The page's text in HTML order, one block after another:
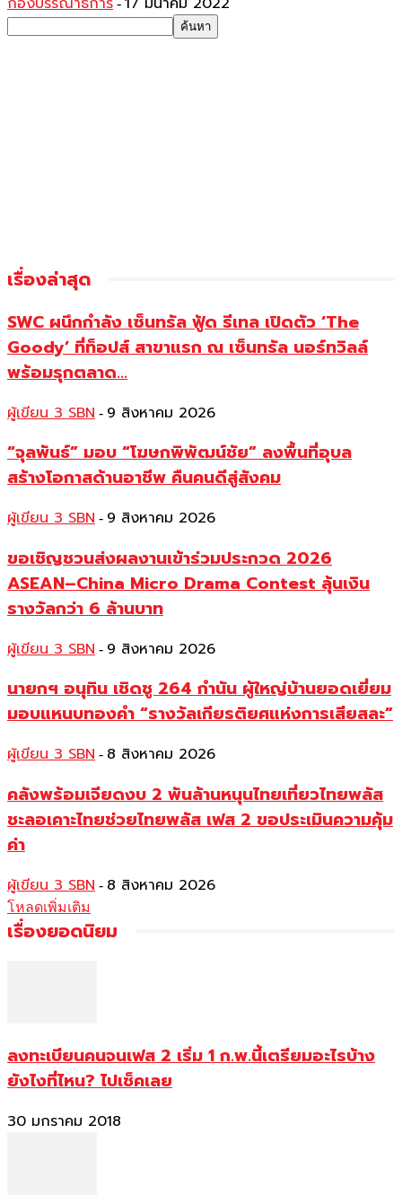
-
เรื่องล่าสุด
SWC ผนึกกำลัง เซ็นทรัล ฟู้ด รีเทล เปิดตัว ‘The
Goody’ ที่ท็อปส์ สาขาแรก ณ เซ็นทรัล นอร์ทวิลล์
พร้อมรุกตลาด...
ผู้เขียน 3 SBN - 9 สิงหาคม 2026
“จุลพันธ์” มอบ “โฆษกพิพัฒน์ชัย” ลงพื้นที่อุบล
สร้างโอกาสด้านอาชีพ คืนคนดีสู่สังคม
ผู้เขียน 3 SBN - 9 สิงหาคม 2026
ขอเชิญชวนส่งผลงานเข้าร่วมประกวด 2026
ASEAN–China Micro Drama Contest ลุ้นเงิน
รางวัลกว่า 6 ล้านบาท
ผู้เขียน 3 SBN - 9 สิงหาคม 2026
นายกฯ อนุทิน เชิดชู 264 กำนัน ผู้ใหญ่บ้านยอดเยี่ยม
มอบแหนบทองคำ “รางวัลเกียรติยศแห่งการเสียสละ”
ผู้เขียน 3 SBN - 8 สิงหาคม 2026
คลังพร้อมเจียดงบ 2 พันล้านหนุนไทยเที่ยวไทยพลัส
ชะลอเคาะไทยช่วยไทยพลัส เฟส 2 ขอประเมินความคุ้ม
ค่า
ผู้เขียน 3 SBN - 8 สิงหาคม 2026
โหลดเพิ่มเติม
เรื่องยอดนิยม
ลงทะเบียนคนจนเฟส 2 เริ่ม 1 ก.พ.นี้เตรียมอะไรบ้าง
ยังไงที่ไหน? ไปเช็คเลย
30 มกราคม 2018